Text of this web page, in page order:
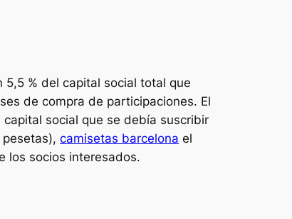
% del capital social total que
de compra de participaciones. El
social que se debía suscribir
camisetas barcelona el
los socios interesados.